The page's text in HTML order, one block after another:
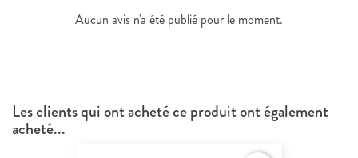
Aucun avis n'a été publié pour le moment.
Les clients qui ont acheté ce produit ont également
acheté...